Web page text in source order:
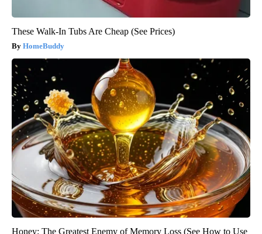
These Walk-In Tubs Are Cheap (See Prices)
HomeBuddy
Honey: The Greatest Enemy of Memory Loss (See How to Use